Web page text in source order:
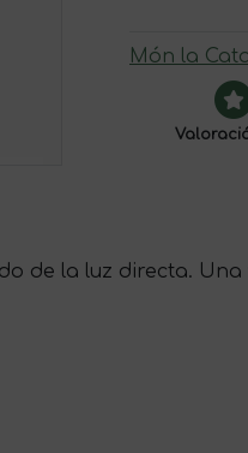
Món la
de la luz directa.